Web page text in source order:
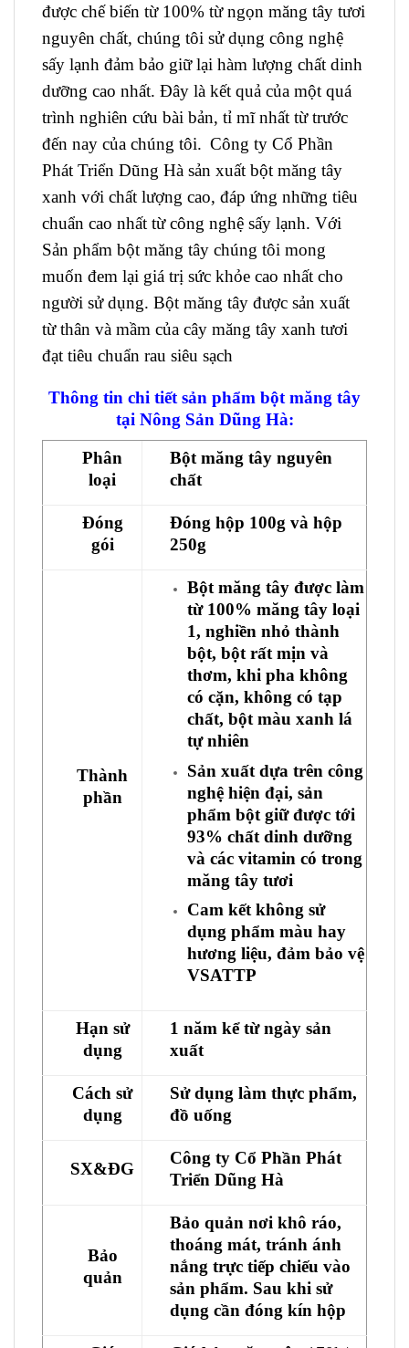
được chế biến từ 100% từ ngọn măng tây tươi
nguyên chất, chúng tôi sử dụng công nghệ
sấy lạnh đảm bảo giữ lại hàm lượng chất dinh
dưỡng cao nhất. Đây là kết quả của một quá
trình nghiên cứu bài bản, tỉ mĩ nhất từ trước
đến nay của chúng tôi. Công ty Cổ Phần
Phát Triển Dũng Hà sản xuất bột măng tây
xanh với chất lượng cao, đáp ứng những tiêu
chuẩn cao nhất từ công nghệ sấy lạnh. Với
Sản phẩm bột măng tây chúng tôi mong
muốn đem lại giá trị sức khỏe cao nhất cho
người sử dụng. Bột măng tây được sản xuất
từ thân và mầm của cây măng tây xanh tươi
đạt tiêu chuẩn rau siêu sạch
Thông tin chi tiết sản phẩm bột măng tây
tại Nông Sản Dũng Hà:
Phân
loại
Bột măng tây nguyên
chất
Đóng
gói
Đóng hộp 100g và hộp
250g
Thành
phần
Bột măng tây được làm
từ 100% măng tây loại
1, nghiền nhỏ thành
bột, bột rất mịn và
thơm, khi pha không
có cặn, không có tạp
chất, bột màu xanh lá
tự nhiên
Sản xuất dựa trên công
nghệ hiện đại, sản
phẩm bột giữ được tới
93% chất dinh dưỡng
và các vitamin có trong
măng tây tươi
Cam kết không sử
dụng phẩm màu hay
hương liệu, đảm bảo vệ
VSATTP
Hạn sử
dụng
1 năm kể từ ngày sản
xuất
Cách sử
dụng
Sử dụng làm thực phẩm,
đồ uống
SX&ĐG
Công ty Cổ Phần Phát
Triển Dũng Hà
Bảo
quản
Bảo quản nơi khô ráo,
thoáng mát, tránh ánh
nắng trực tiếp chiếu vào
sản phẩm. Sau khi sử
dụng cần đóng kín hộp